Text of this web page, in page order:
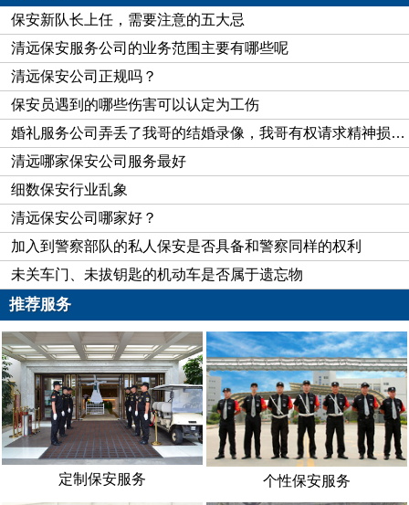
折，左尺横骨远端骨折，伤残等级为八级伤残。事后查明，该保
安是驻该医院的保安员。保安公司与医院十年前即签订过保安服
务合同，其后每年续签，合同中约定：保安公司委派保安人员至
医院，承担门卫和治安工作，在医院内值勤，医院付给保安公司
保安服务费，在执勤过程中发生纠纷由保安公司负责处理。谁也
没料到发生了这起人身损害赔偿纠纷。当日，因医院门前人员较
多，保安发现小偷，在追赶过程中，小偷将所窃钱包丢下，向医
院大门外菜场跑去，保安席某遂追赶至菜市场。在追赶小偷的过
程中，席某不慎将陈某撞伤致残。
陈某认为，将自己撞伤的席某无疑属执行职务中致人损害，
故应由席某所在的保安服务公司承担民事责任。另席某系保安公
司委派至医院从事保安的人员之一，席某与医院具有劳务关系，
医院亦应承担连带赔偿责任。受害人要求保安公司和医院共同赔
偿残疾赔偿金、误工费、护理费等。保安服务公司方面认为，本
案与一般人身损害赔偿应有区别，保安席某是在工作过程中发现
小偷、拼命追赶、不慎致原告受伤，对这一见义勇为行为应积很
弘扬，不应由保安公司承担主要责任，医院系受益方，亦应分担
一定的损失，承担一定责任。请问保安抓小偷是履行职责还是见
义勇为？在这过程不小心撞到人应由谁来担责？
案例分析：
保安新队长上任，需要注意的五大忌
清远保安服务公司的业务范围主要有哪些呢
清远保安公司正规吗？
保安员遇到的哪些伤害可以认定为工伤
婚礼服务公司弄丢了我哥的结婚录像，我哥有权请求精神损害赔偿吗？
清远哪家保安公司服务最好
细数保安行业乱象
清远保安公司哪家好？
加入到警察部队的私人保安是否具备和警察同样的权利
未关车门、未拔钥匙的机动车是否属于遗忘物
推荐服务
定制保安服务 个性保安服务